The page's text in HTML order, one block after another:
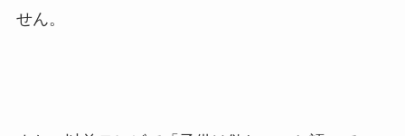
せん。